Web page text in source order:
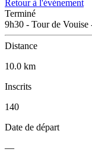
Retour à l'événement
Terminé
9h30 - Tour de Vouise
Distance
10.0 km
Inscrits
140
Date de départ
—